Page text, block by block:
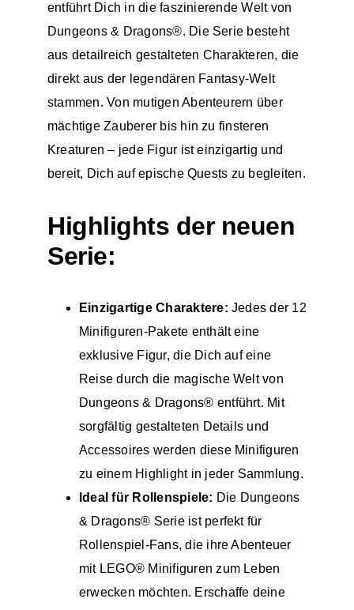
entführt Dich in die faszinierende Welt von
Dungeons & Dragons®. Die Serie besteht
aus detailreich gestalteten Charakteren, die
direkt aus der legendären Fantasy-Welt
stammen. Von mutigen Abenteurern über
mächtige Zauberer bis hin zu finsteren
Kreaturen – jede Figur ist einzigartig und
bereit, Dich auf epische Quests zu begleiten.
Highlights der neuen
Serie:
Einzigartige Charaktere: Jedes der 12
Minifiguren-Pakete enthält eine
exklusive Figur, die Dich auf eine
Reise durch die magische Welt von
Dungeons & Dragons® entführt. Mit
sorgfältig gestalteten Details und
Accessoires werden diese Minifiguren
zu einem Highlight in jeder Sammlung.
Ideal für Rollenspiele: Die Dungeons
& Dragons® Serie ist perfekt für
Rollenspiel-Fans, die ihre Abenteuer
mit LEGO® Minifiguren zum Leben
erwecken möchten. Erschaffe deine